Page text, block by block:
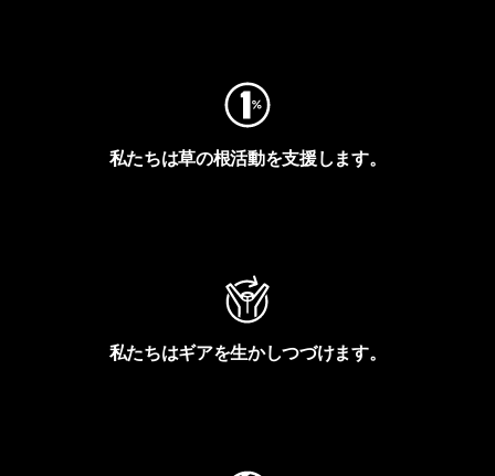
私たちは草の根活動を支援します。
私たちはギアを生かしつづけます。